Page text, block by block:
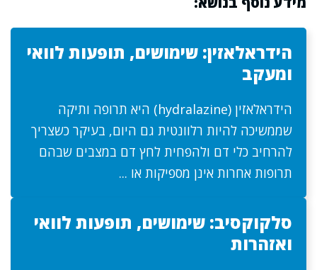
הידראלאזין: שימושים, תופעות לוואי
ומעקב
הידראלאזין (hydralazine) היא תרופה ותיקה
שממשיכה להיות רלוונטית גם היום, בעיקר כשצריך
להרחיב כלי דם ולהפחית לחץ דם במצבים שבהם
תרופות אחרות אינן מספיקות או ...
סלקוקסיב: שימושים, תופעות לוואי
ואזהרות